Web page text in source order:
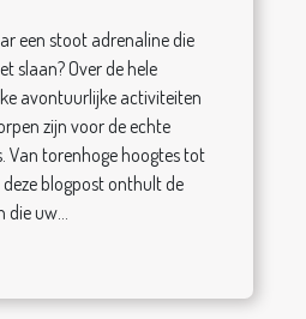
een stoot adrenaline die
slaan? Over de hele
avontuurlijke activiteiten
zijn voor de echte
Van torenhoge hoogtes tot
blogpost onthult de
uw...